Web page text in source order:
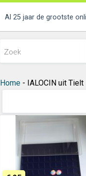
Al 25 jaar de grootste
Home- IALOCIN uit Tielt